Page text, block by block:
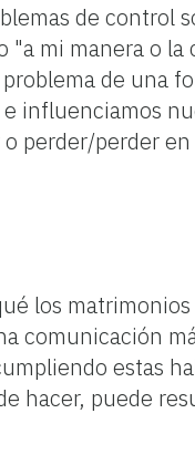
de control
"a mi manera o la
de una
influenciamos
perder/perder
los
comunicación
estas
hacer, puede